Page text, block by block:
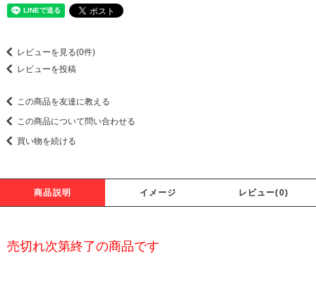
レビューを見る(0件)
レビューを投稿
この商品を友達に教える
この商品について問い合わせる
買い物を続ける
商品説明 イメージ レビュー(0)
売切れ次第終了の商品です